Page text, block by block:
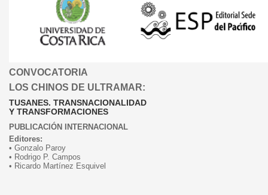
CONVOCATORIA
LOS CHINOS DE ULTRAMAR:
TUSANES. TRANSNACIONALIDAD
Y TRANSFORMACIONES
PUBLICACIÓN INTERNACIONAL
Editores:
• Gonzalo Paroy
• Rodrigo P. Campos
• Ricardo Martínez Esquivel